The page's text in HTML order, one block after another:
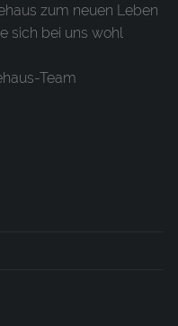
zum neuen Leben
sich bei uns wohl
Team